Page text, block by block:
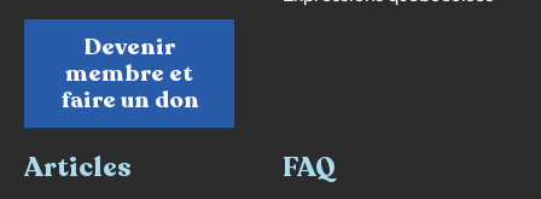
Devenir
membre et
faire un don
Articles
FAQ